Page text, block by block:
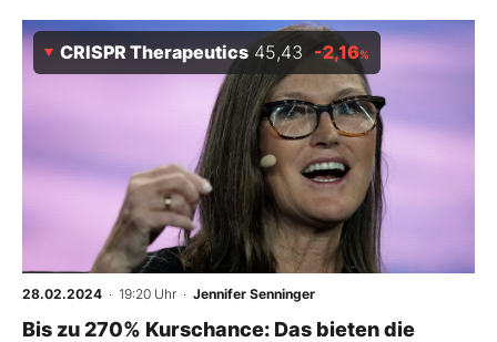
CRISPR Therapeutics 45,43 -2,16%
28.02.2024 · 19:20 Uhr · Jennifer Senninger
Bis zu 270% Kurschance: Das bieten die